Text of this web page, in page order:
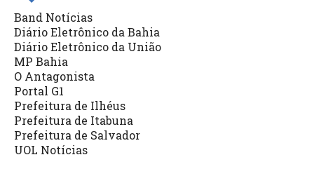
Band Notícias
Diário Eletrônico da Bahia
Diário Eletrônico da União
MP Bahia
O Antagonista
Portal G1
Prefeitura de Ilhéus
Prefeitura de Itabuna
Prefeitura de Salvador
UOL Notícias